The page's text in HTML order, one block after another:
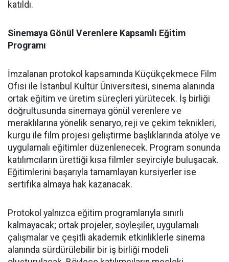
katıldı.
Sinemaya Gönül Verenlere Kapsamlı Eğitim
Programı
İmzalanan protokol kapsamında Küçükçekmece Film
Ofisi ile İstanbul Kültür Üniversitesi, sinema alanında
ortak eğitim ve üretim süreçleri yürütecek. İş birliği
doğrultusunda sinemaya gönül verenlere ve
meraklılarına yönelik senaryo, reji ve çekim teknikleri,
kurgu ile film projesi geliştirme başlıklarında atölye ve
uygulamalı eğitimler düzenlenecek. Program sonunda
katılımcıların ürettiği kısa filmler seyirciyle buluşacak.
Eğitimlerini başarıyla tamamlayan kursiyerler ise
sertifika almaya hak kazanacak.
Protokol yalnızca eğitim programlarıyla sınırlı
kalmayacak; ortak projeler, söyleşiler, uygulamalı
çalışmalar ve çeşitli akademik etkinliklerle sinema
alanında sürdürülebilir bir iş birliği modeli